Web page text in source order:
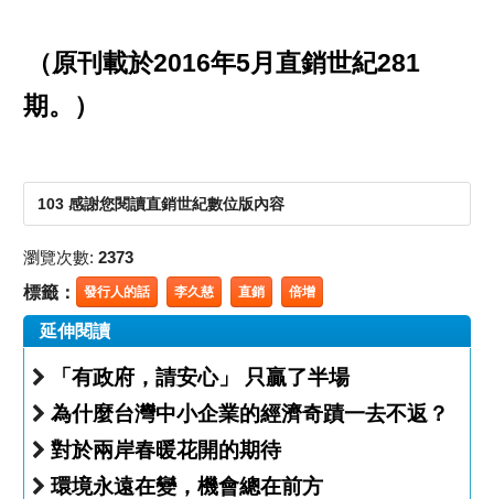
（原刊載於2016年5月直銷世紀281
期。）
103 感謝您閱讀直銷世紀數位版內容
瀏覽次數: 2373
標籤： 發行人的話 李久慈 直銷 倍增
延伸閱讀
「有政府，請安心」 只贏了半場
為什麼台灣中小企業的經濟奇蹟一去不返？
對於兩岸春暖花開的期待
環境永遠在變，機會總在前方